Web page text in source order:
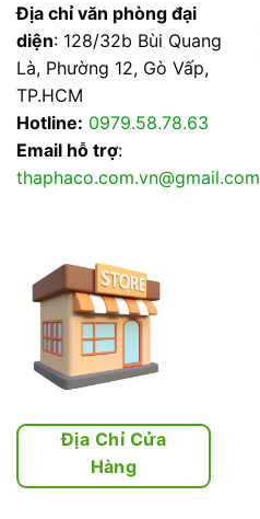
Địa chỉ văn phòng đại
diện: 128/32b Bùi Quang
Là, Phường 12, Gò Vấp,
TP.HCM
Hotline: 0979.58.78.63
Email hỗ trợ:
thaphaco.com.vn@gmail.com
Địa Chỉ Cửa
Hàng